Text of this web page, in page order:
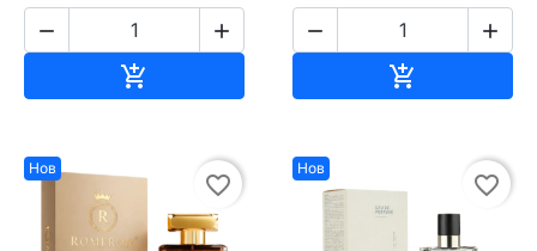
 

 

Нов
favorite_border
Нов
favorite_border